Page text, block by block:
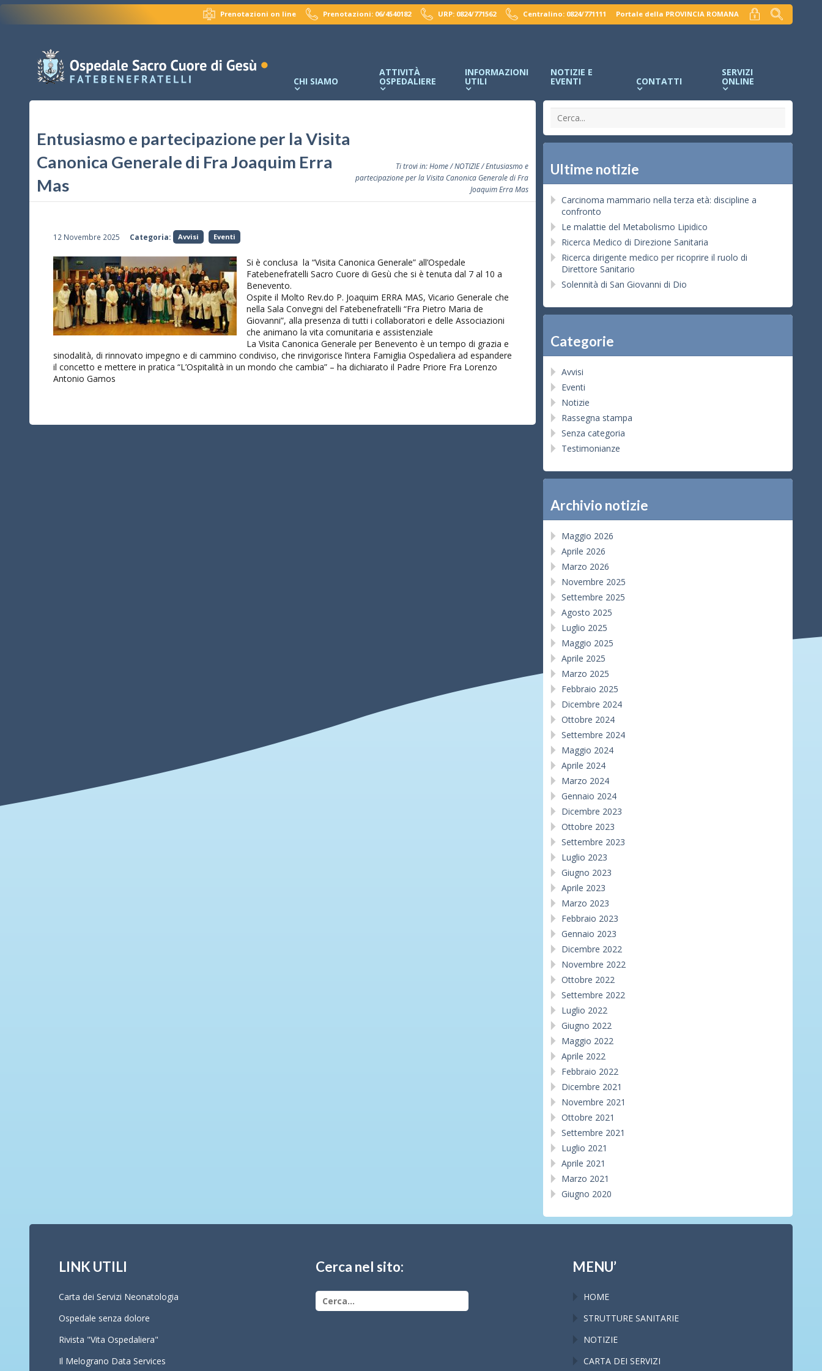
Prenotazioni on line Prenotazioni: 06/4540182 URP: 0824/771562 Centralino: 0824/771111 Portale della PROVINCIA ROMANA
CHI SIAMO
ATTIVITÀ
OSPEDALIERE
INFORMAZIONI
UTILI
NOTIZIE E
EVENTI CONTATTI
SERVIZI
ONLINE
Entusiasmo e partecipazione per la Visita
Canonica Generale di Fra Joaquim Erra
Mas
Ti trovi in:Home/NOTIZIE/ Entusiasmo e
partecipazione per la Visita Canonica Generale di Fra
Joaquim Erra Mas
12 Novembre 2025 Categoria: Avvisi Eventi
Si è conclusa la “Visita Canonica Generale” all’Ospedale
Fatebenefratelli Sacro Cuore di Gesù che si è tenuta dal 7 al 10 a
Benevento.
Ospite il Molto Rev.do P. Joaquim ERRA MAS, Vicario Generale che
nella Sala Convegni del Fatebenefratelli “Fra Pietro Maria de
Giovanni”, alla presenza di tutti i collaboratori e delle Associazioni
che animano la vita comunitaria e assistenziale
La Visita Canonica Generale per Benevento è un tempo di grazia e
sinodalità, di rinnovato impegno e di cammino condiviso, che rinvigorisce l’intera Famiglia Ospedaliera ad espandere
il concetto e mettere in pratica “L’Ospitalità in un mondo che cambia” – ha dichiarato il Padre Priore Fra Lorenzo
Antonio Gamos
Ultime notizie
Carcinoma mammario nella terza età: discipline a
confronto
Le malattie del Metabolismo Lipidico
Ricerca Medico di Direzione Sanitaria
Ricerca dirigente medico per ricoprire il ruolo di
Direttore Sanitario
Solennità di San Giovanni di Dio
Categorie
Avvisi
Eventi
Notizie
Rassegna stampa
Senza categoria
Testimonianze
Archivio notizie
Maggio 2026
Aprile 2026
Marzo 2026
Novembre 2025
Settembre 2025
Agosto 2025
Luglio 2025
Maggio 2025
Aprile 2025
Marzo 2025
Febbraio 2025
Dicembre 2024
Ottobre 2024
Settembre 2024
Maggio 2024
Aprile 2024
Marzo 2024
Gennaio 2024
Dicembre 2023
Ottobre 2023
Settembre 2023
Luglio 2023
Giugno 2023
Aprile 2023
Marzo 2023
Febbraio 2023
Gennaio 2023
Dicembre 2022
Novembre 2022
Ottobre 2022
Settembre 2022
Luglio 2022
Giugno 2022
Maggio 2022
Aprile 2022
Febbraio 2022
Dicembre 2021
Novembre 2021
Ottobre 2021
Settembre 2021
Luglio 2021
Aprile 2021
Marzo 2021
Giugno 2020
LINK UTILI
Carta dei Servizi Neonatologia
Ospedale senza dolore
Rivista "Vita Ospedaliera"
Il Melograno Data Services
Cerca nel sito: MENU’
HOME
STRUTTURE SANITARIE
NOTIZIE
CARTA DEI SERVIZI